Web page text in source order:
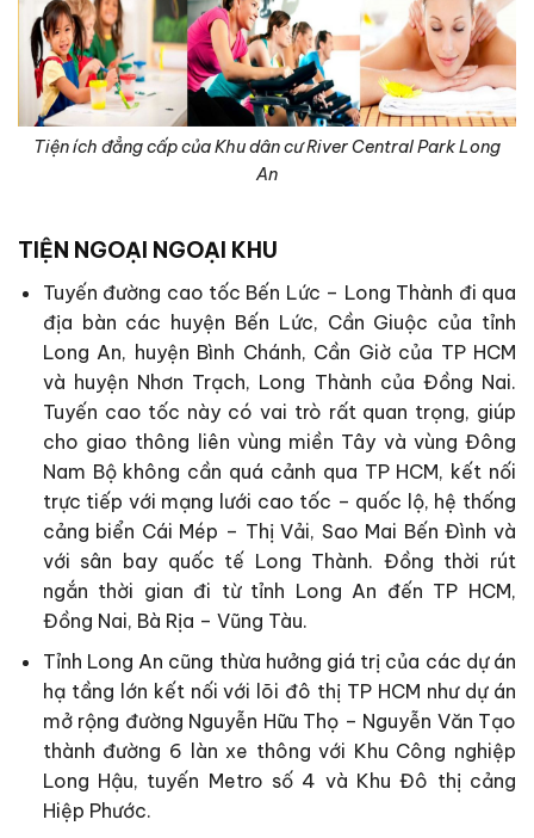
Tiện ích đẳng cấp của Khu dân cư River Central Park Long
An
TIỆN NGOẠI NGOẠI KHU
Tuyến đường cao tốc Bến Lức – Long Thành đi qua
địa bàn các huyện Bến Lức, Cần Giuộc của tỉnh
Long An, huyện Bình Chánh, Cần Giờ của TP HCM
và huyện Nhơn Trạch, Long Thành của Đồng Nai.
Tuyến cao tốc này có vai trò rất quan trọng, giúp
cho giao thông liên vùng miền Tây và vùng Đông
Nam Bộ không cần quá cảnh qua TP HCM, kết nối
trực tiếp với mạng lưới cao tốc – quốc lộ, hệ thống
cảng biển Cái Mép – Thị Vải, Sao Mai Bến Đình và
với sân bay quốc tế Long Thành. Đồng thời rút
ngắn thời gian đi từ tỉnh Long An đến TP HCM,
Đồng Nai, Bà Rịa – Vũng Tàu.
Tỉnh Long An cũng thừa hưởng giá trị của các dự án
hạ tầng lớn kết nối với lõi đô thị TP HCM như dự án
mở rộng đường Nguyễn Hữu Thọ – Nguyễn Văn Tạo
thành đường 6 làn xe thông với Khu Công nghiệp
Long Hậu, tuyến Metro số 4 và Khu Đô thị cảng
Hiệp Phước.